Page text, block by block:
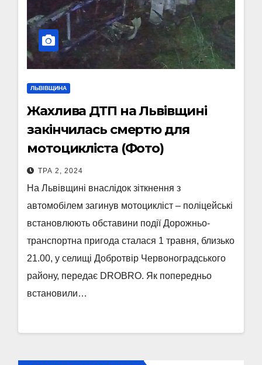
ЛЬВІВЩИНА
Жахлива ДТП на Львівщині
закінчилась смертю для
мотоцикліста (Фото)
ТРА 2, 2024
На Львівщині внаслідок зіткнення з
автомобілем загинув мотоцикліст – поліцейські
встановлюють обставини події Дорожньо-
транспортна пригода сталася 1 травня, близько
21.00, у селищі Добротвір Червоноградського
району, передає DROBRO. Як попередньо
встановили…